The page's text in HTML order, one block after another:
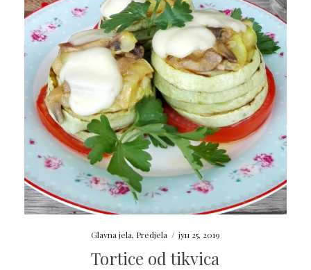
Glavna jela, Predjela / јун 25, 2019
Tortice od tikvica